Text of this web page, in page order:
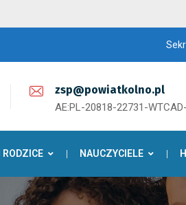
zsp@powiatkolno.pl
AE:PL-20818-22731-
RODZICE NAUCZYCIELE